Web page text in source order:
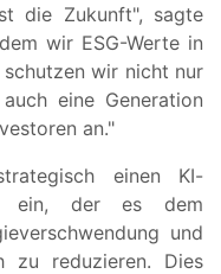
die Zukunft", sagte
wir ESG-Werte in
wir nicht nur
eine Generation
an."
einen KI-
ein, der es dem
und
zu reduzieren. Dies